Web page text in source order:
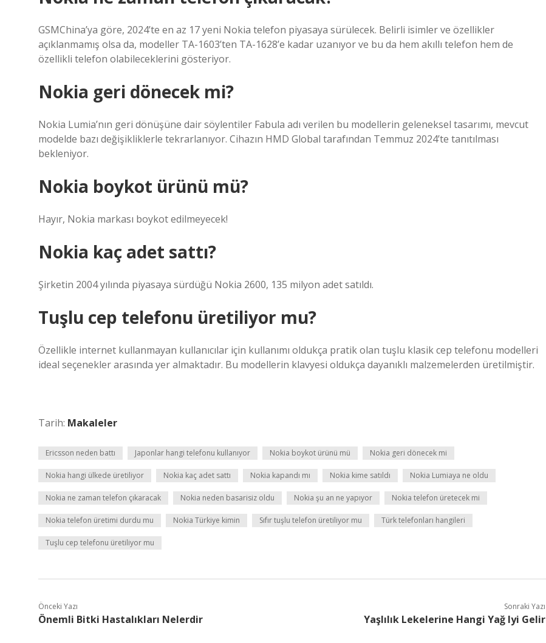
GSMChina’ya göre, 2024’te en az 17 yeni Nokia telefon piyasaya sürülecek. Belirli isimler ve özellikler
açıklanmamış olsa da, modeller TA-1603’ten TA-1628’e kadar uzanıyor ve bu da hem akıllı telefon hem de
özellikli telefon olabileceklerini gösteriyor.
Nokia geri dönecek mi?
Nokia Lumia’nın geri dönüşüne dair söylentiler Fabula adı verilen bu modellerin geleneksel tasarımı, mevcut
modelde bazı değişikliklerle tekrarlanıyor. Cihazın HMD Global tarafından Temmuz 2024’te tanıtılması
bekleniyor.
Nokia boykot ürünü mü?
Hayır, Nokia markası boykot edilmeyecek!
Nokia kaç adet sattı?
Şirketin 2004 yılında piyasaya sürdüğü Nokia 2600, 135 milyon adet satıldı.
Tuşlu cep telefonu üretiliyor mu?
Özellikle internet kullanmayan kullanıcılar için kullanımı oldukça pratik olan tuşlu klasik cep telefonu modelleri
ideal seçenekler arasında yer almaktadır. Bu modellerin klavyesi oldukça dayanıklı malzemelerden üretilmiştir.
Tarih: Makaleler
Ericsson neden battı Japonlar hangi telefonu kullanıyor Nokia boykot ürünü mü Nokia geri dönecek mi
Nokia hangi ülkede üretiliyor Nokia kaç adet sattı Nokia kapandı mı Nokia kime satıldı Nokia Lumiaya ne oldu
Nokia ne zaman telefon çıkaracak Nokia neden basarisiz oldu Nokia şu an ne yapıyor Nokia telefon üretecek mi
Nokia telefon üretimi durdu mu Nokia Türkiye kimin Sıfır tuşlu telefon üretiliyor mu Türk telefonları hangileri
Tuşlu cep telefonu üretiliyor mu
Önceki Yazı
Önemli Bitki Hastalıkları Nelerdir
Sonraki Yazı
Yaşlılık Lekelerine Hangi Yağ Iyi Gelir